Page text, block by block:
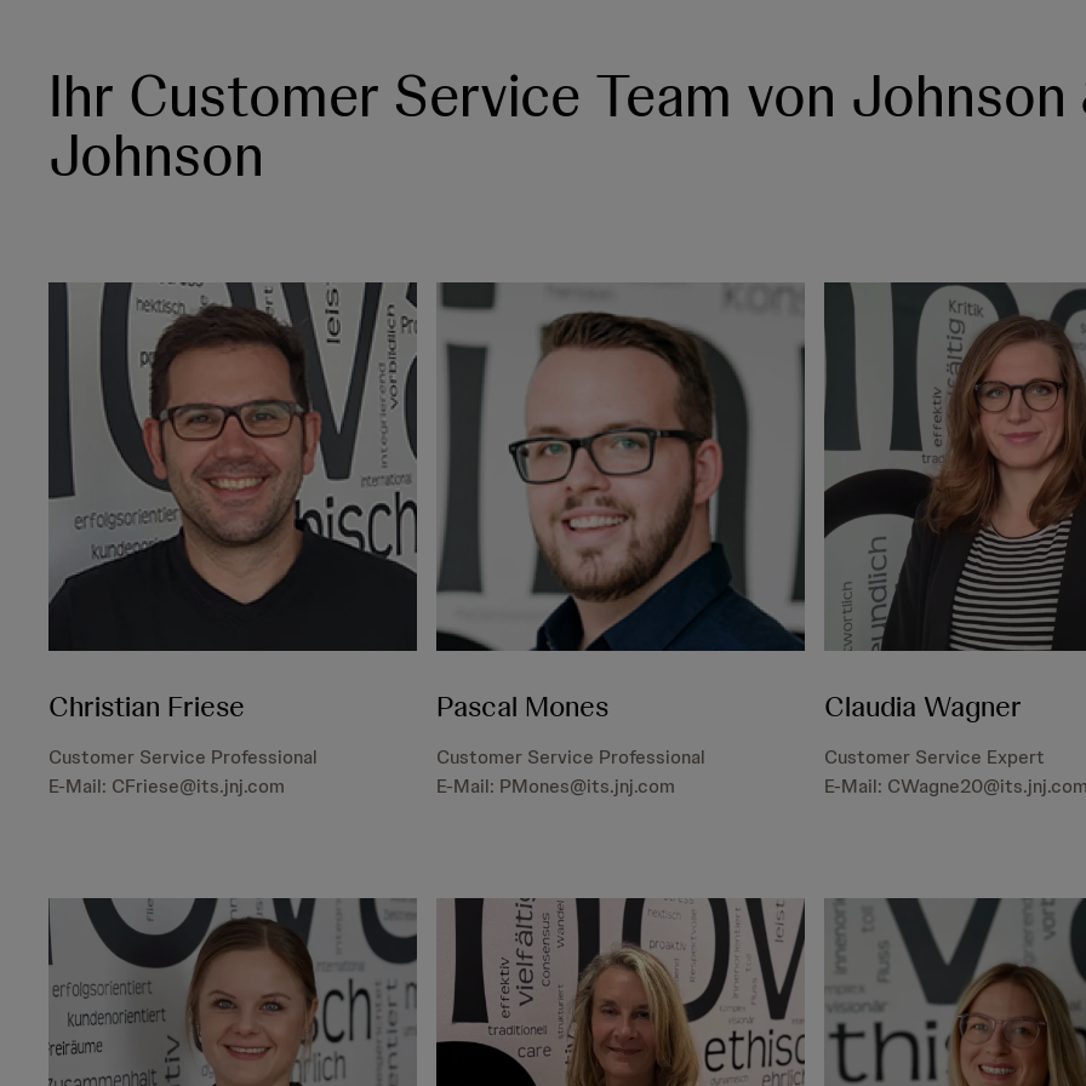
Ihr Customer Service Team von Johnson
Johnson
Christian Friese
Customer Service Professional
E-Mail: CFriese@its.jnj.com
Pascal Mones
Customer Service Professional
E-Mail: PMones@its.jnj.com
Claudia Wagner
Customer Service Expert
E-Mail: